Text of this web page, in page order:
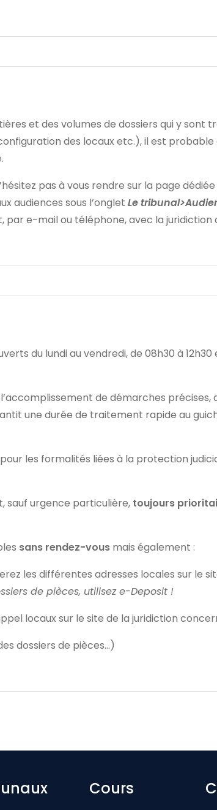
et des volumes de dossiers qui y sont
des locaux etc.), il est probable
pas à vous rendre sur la page
audiences sous l’onglet Le
e-mail ou téléphone, avec la juridiction
du lundi au vendredi, de 08h30 à 12h30
de démarches précises,
une durée de traitement rapide au
pour les formalités liées à la protection
sauf urgence particulière, toujours
sans rendez-vous mais également :
les différentes adresses locales sur le
de pièces, utilisez e-Deposit !
locaux sur le site de la juridiction
dossiers de pièces…)
menu
Cours